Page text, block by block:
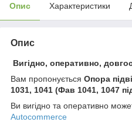
Опис Характеристики
Опис
Вигідно, оперативно,
Вам пропонується Опора
1031, 1041 (Фав 1041, 1047
Ви вигідно та оперативно
Autocommerce